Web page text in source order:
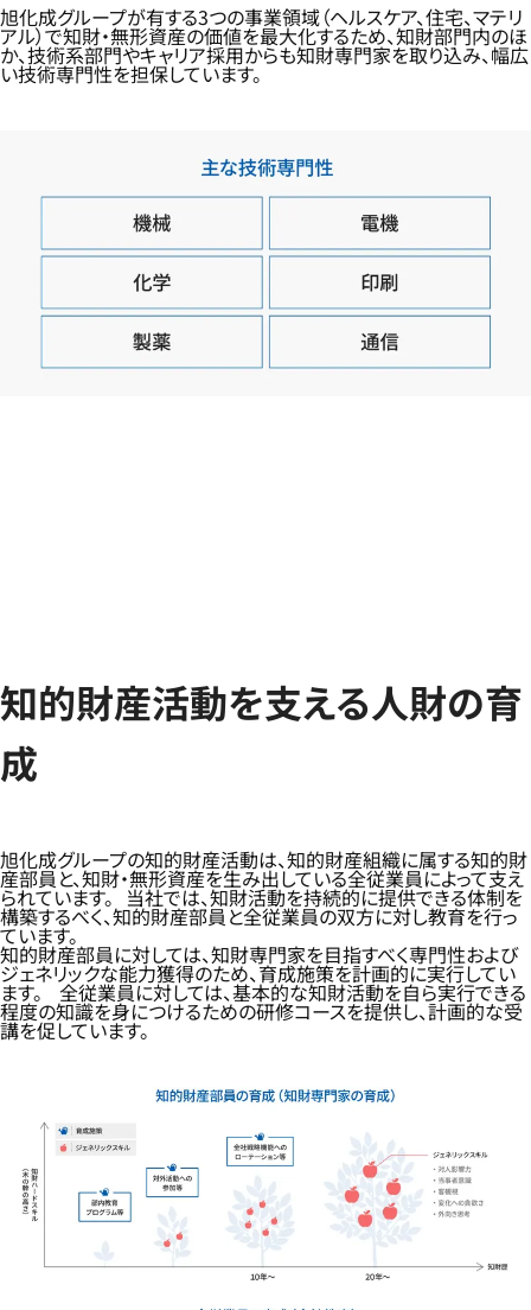
旭化成グループが有する3つの事業領域（ヘルスケア、住宅、マテリ
アル）で知財・無形資産の価値を最大化するため、知財部門内のほ
か、技術系部門やキャリア採用からも知財専門家を取り込み、幅広
い技術専門性を担保しています。
知的財産活動を支える人財の育
成
旭化成グループの知的財産活動は、知的財産組織に属する知的財
産部員と、知財・無形資産を生み出している全従業員によって支え
られています。 当社では、知財活動を持続的に提供できる体制を
構築するべく、知的財産部員と全従業員の双方に対し教育を行っ
ています。
知的財産部員に対しては、知財専門家を目指すべく専門性および
ジェネリックな能力獲得のため、育成施策を計画的に実行してい
ます。 全従業員に対しては、基本的な知財活動を自ら実行できる
程度の知識を身につけるための研修コースを提供し、計画的な受
講を促しています。